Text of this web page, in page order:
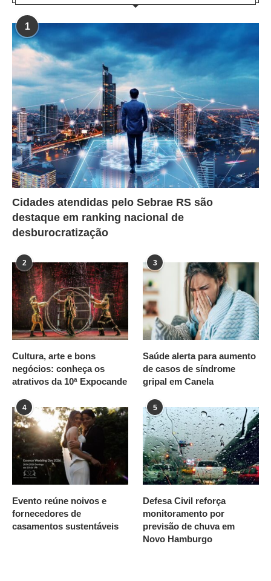
1
Cidades atendidas pelo Sebrae RS são
destaque em ranking nacional de
desburocratização
2
Cultura, arte e bons
negócios: conheça os
atrativos da 10ª Expocande
3
Saúde alerta para aumento
de casos de síndrome
gripal em Canela
4
Evento reúne noivos e
fornecedores de
casamentos sustentáveis
5
Defesa Civil reforça
monitoramento por
previsão de chuva em
Novo Hamburgo